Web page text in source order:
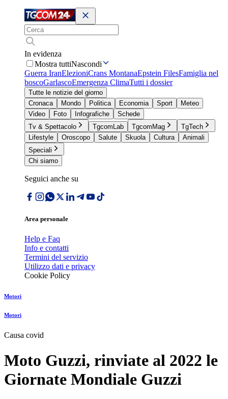
In evidenza
Mostra tuttiNascondi
Guerra IranElezioniCrans MontanaEpstein FilesFamiglia nel
boscoGarlascoEmergenza ClimaTutti i dossier
Tutte le notizie del giorno
Cronaca
Mondo Politica Economia Sport
Meteo
Video
Foto Infografiche
Schede
Tv & Spettacolo
TgcomLab TgcomMag
TgTech
Lifestyle
Oroscopo Salute Skuola Cultura
Animali
Speciali
Chi siamo
Seguici anche su
Area personale
Help e Faq
Info e contatti
Termini del servizio
Utilizzo dati e privacy
Cookie Policy
Motori
Motori
Causa covid
Moto Guzzi, rinviate al 2022 le
Giornate Mondiale Guzzi